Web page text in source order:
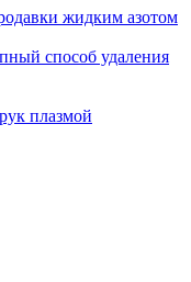
жидким азотом
способ удаления
плазмой